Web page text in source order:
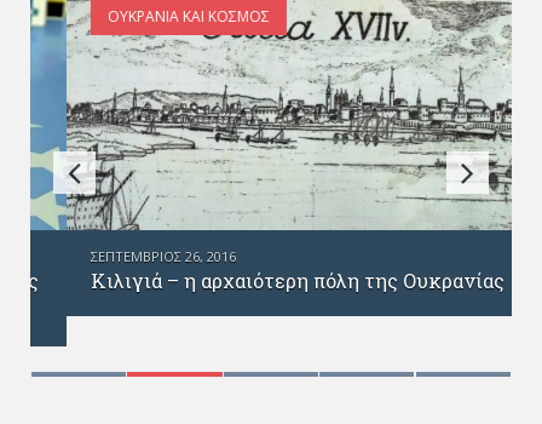
ΟΥΚΡΑΝΊΑ ΚΑΙ ΚΌΣΜΟΣ
ΣΕΠΤΈΜΒΡΙΟΣ 26, 2016
Κιλιγιά – η αρχαιότερη πόλη της Ουκρανίας